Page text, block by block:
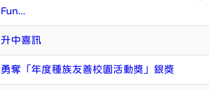
Fun...
升中喜訊
勇奪「年度種族友善校園活動獎」銀獎